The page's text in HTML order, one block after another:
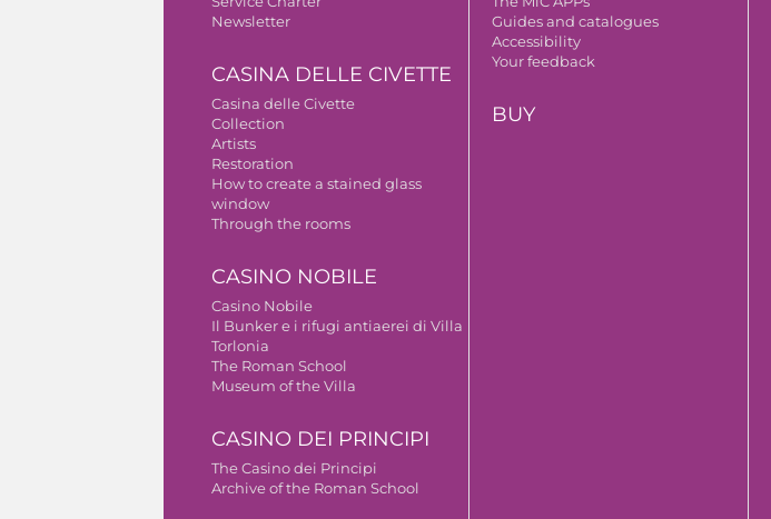
Newsletter
CASINA DELLE CIVETTE
Casina delle Civette
Collection
Artists
Restoration
How to create a stained glass
window
Through the rooms
CASINO NOBILE
Casino Nobile
Il Bunker e i rifugi antiaerei di Villa
Torlonia
The Roman School
Museum of the Villa
CASINO DEI PRINCIPI
The Casino dei Principi
Archive of the Roman School
Guides and catalogues
Accessibility
Your feedback
BUY